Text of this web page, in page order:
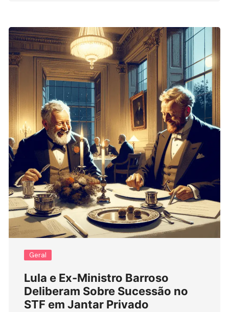
Geral
Lula e Ex-Ministro Barroso
Deliberam Sobre Sucessão no
STF em Jantar Privado